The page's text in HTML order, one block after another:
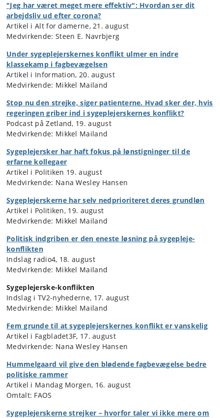
"Jeg har været meget mere effektiv": Hvordan ser dit
arbejdsliv ud efter corona?
Artikel i Alt for damerne, 21. august
Medvirkende: Steen E. Navrbjerg
Under sygeplejerskernes konflikt ulmer en indre
klassekamp i fagbevægelsen
Artikel i Information, 20. august
Medvirkende: Mikkel Mailand
Stop nu den strejke, siger patienterne. Hvad sker der, hvis
regeringen griber ind i sygeplejerskernes konflikt?
Podcast på Zetland, 19. august
Medvirkende: Mikkel Mailand
Sygeplejersker har haft fokus på lønstigninger til de
erfarne kollegaer
Artikel i Politiken 19. august
Medvirkende: Nana Wesley Hansen
Sygeplejerskerne har selv nedprioriteret deres grundløn
Artikel i Politiken, 19. august
Medvirkende: Mikkel Mailand
Politisk indgriben er den eneste løsning på sygepleje-
konflikten
Indslag radio4, 18. august
Medvirkende: Mikkel Mailand
Sygeplejerske-konflikten
Indslag i TV2-nyhederne, 17. august
Medvirkende: Mikkel Mailand
Fem grunde til at sygeplejerskernes konflikt er vanskelig
Artikel i Fagbladet3F, 17. august
Medvirkende: Nana Wesley Hansen
Hummelgaard vil give den blødende fagbevægelse bedre
politiske rammer
Artikel i Mandag Morgen, 16. august
Omtalt: FAOS
Sygeplejerskerne strejker – hvorfor taler vi ikke mere om